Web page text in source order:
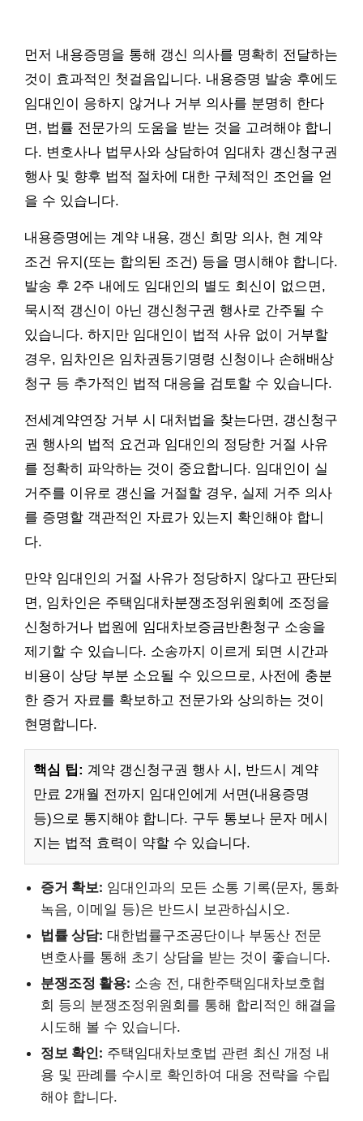
먼저 내용증명을 통해 갱신 의사를 명확히 전달하는
것이 효과적인 첫걸음입니다. 내용증명 발송 후에도
임대인이 응하지 않거나 거부 의사를 분명히 한다
면, 법률 전문가의 도움을 받는 것을 고려해야 합니
다. 변호사나 법무사와 상담하여 임대차 갱신청구권
행사 및 향후 법적 절차에 대한 구체적인 조언을 얻
을 수 있습니다.
내용증명에는 계약 내용, 갱신 희망 의사, 현 계약
조건 유지(또는 합의된 조건) 등을 명시해야 합니다.
발송 후 2주 내에도 임대인의 별도 회신이 없으면,
묵시적 갱신이 아닌 갱신청구권 행사로 간주될 수
있습니다. 하지만 임대인이 법적 사유 없이 거부할
경우, 임차인은 임차권등기명령 신청이나 손해배상
청구 등 추가적인 법적 대응을 검토할 수 있습니다.
전세계약연장 거부 시 대처법을 찾는다면, 갱신청구
권 행사의 법적 요건과 임대인의 정당한 거절 사유
를 정확히 파악하는 것이 중요합니다. 임대인이 실
거주를 이유로 갱신을 거절할 경우, 실제 거주 의사
를 증명할 객관적인 자료가 있는지 확인해야 합니
다.
만약 임대인의 거절 사유가 정당하지 않다고 판단되
면, 임차인은 주택임대차분쟁조정위원회에 조정을
신청하거나 법원에 임대차보증금반환청구 소송을
제기할 수 있습니다. 소송까지 이르게 되면 시간과
비용이 상당 부분 소요될 수 있으므로, 사전에 충분
한 증거 자료를 확보하고 전문가와 상의하는 것이
현명합니다.
핵심 팁: 계약 갱신청구권 행사 시, 반드시 계약
만료 2개월 전까지 임대인에게 서면(내용증명
등)으로 통지해야 합니다. 구두 통보나 문자 메시
지는 법적 효력이 약할 수 있습니다.
증거 확보: 임대인과의 모든 소통 기록(문자, 통화
녹음, 이메일 등)은 반드시 보관하십시오.
법률 상담: 대한법률구조공단이나 부동산 전문
변호사를 통해 초기 상담을 받는 것이 좋습니다.
분쟁조정 활용: 소송 전, 대한주택임대차보호협
회 등의 분쟁조정위원회를 통해 합리적인 해결을
시도해 볼 수 있습니다.
정보 확인: 주택임대차보호법 관련 최신 개정 내
용 및 판례를 수시로 확인하여 대응 전략을 수립
해야 합니다.